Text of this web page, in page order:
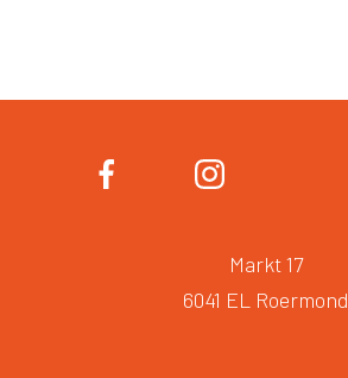
Markt 17
6041 EL Roermond